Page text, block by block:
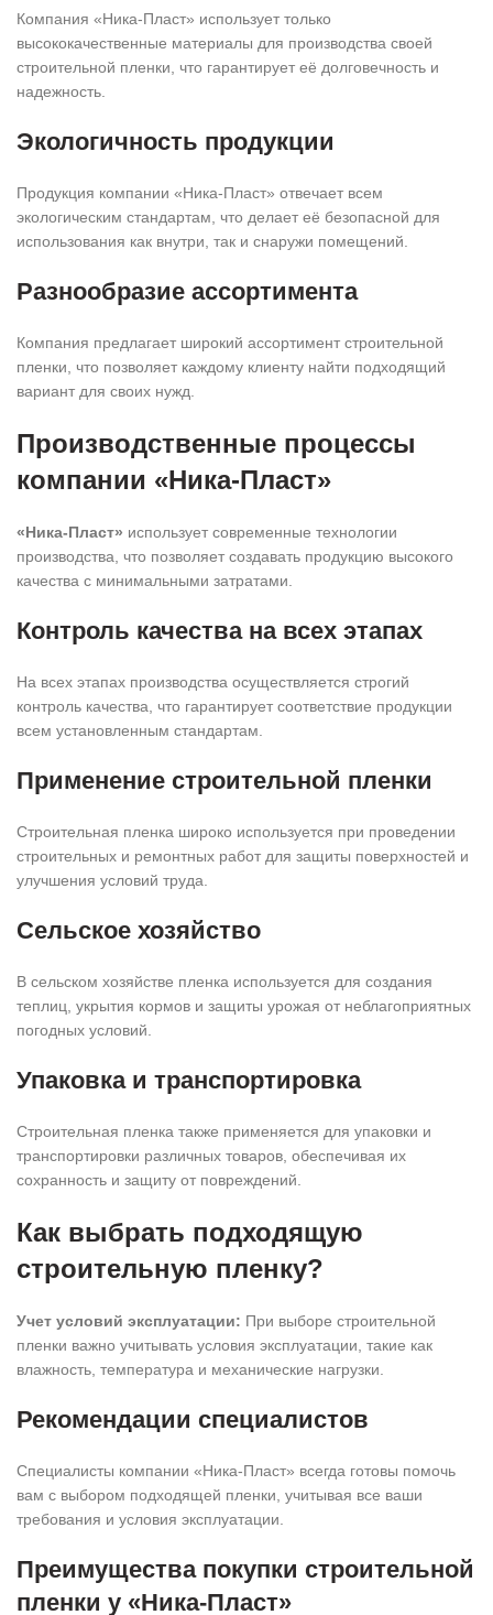
Компания «Ника-Пласт» использует только
высококачественные материалы для производства своей
строительной пленки, что гарантирует её долговечность и
надежность.
Экологичность продукции
Продукция компании «Ника-Пласт» отвечает всем
экологическим стандартам, что делает её безопасной для
использования как внутри, так и снаружи помещений.
Разнообразие ассортимента
Компания предлагает широкий ассортимент строительной
пленки, что позволяет каждому клиенту найти подходящий
вариант для своих нужд.
Производственные процессы
компании «Ника-Пласт»
«Ника-Пласт» использует современные технологии
производства, что позволяет создавать продукцию высокого
качества с минимальными затратами.
Контроль качества на всех этапах
На всех этапах производства осуществляется строгий
контроль качества, что гарантирует соответствие продукции
всем установленным стандартам.
Применение строительной пленки
Строительная пленка широко используется при проведении
строительных и ремонтных работ для защиты поверхностей и
улучшения условий труда.
Сельское хозяйство
В сельском хозяйстве пленка используется для создания
теплиц, укрытия кормов и защиты урожая от неблагоприятных
погодных условий.
Упаковка и транспортировка
Строительная пленка также применяется для упаковки и
транспортировки различных товаров, обеспечивая их
сохранность и защиту от повреждений.
Как выбрать подходящую
строительную пленку?
Учет условий эксплуатации: При выборе строительной
пленки важно учитывать условия эксплуатации, такие как
влажность, температура и механические нагрузки.
Рекомендации специалистов
Специалисты компании «Ника-Пласт» всегда готовы помочь
вам с выбором подходящей пленки, учитывая все ваши
требования и условия эксплуатации.
Преимущества покупки строительной
пленки у «Ника-Пласт»